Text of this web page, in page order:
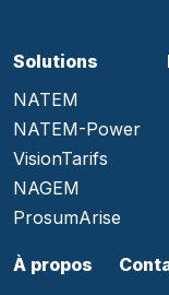
Solutions
NATEM
NATEM-Power
VisionTarifs
NAGEM
ProsumArise
À propos